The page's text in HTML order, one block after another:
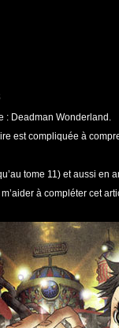
: Deadman Wonderland.
est compliquée à
tome 11) et aussi en
à compléter cet